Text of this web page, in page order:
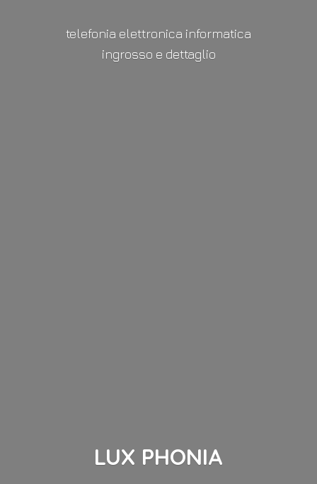
LUX PHONIA
telefonia elettronica informatica
ingrosso e dettaglio